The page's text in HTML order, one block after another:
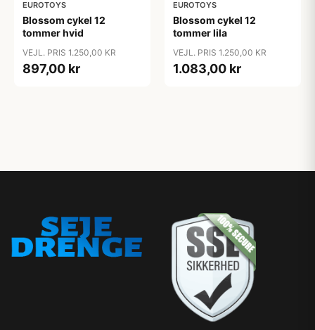
EUROTOYS
Blossom cykel 12
tommer hvid
VEJL. PRIS 1.250,00 KR
897,00 kr
EUROTOYS
Blossom cykel 12
tommer lila
VEJL. PRIS 1.250,00 KR
1.083,00 kr